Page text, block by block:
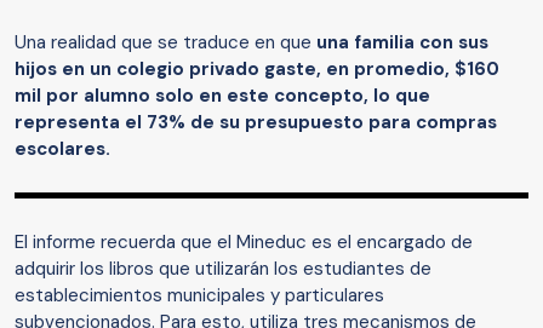
Una realidad que se traduce en que una familia con sus
hijos en un colegio privado gaste, en promedio, $160
mil por alumno solo en este concepto, lo que
representa el 73% de su presupuesto para compras
escolares.
El informe recuerda que el Mineduc es el encargado de
adquirir los libros que utilizarán los estudiantes de
establecimientos municipales y particulares
subvencionados. Para esto, utiliza tres mecanismos de